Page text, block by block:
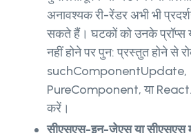
अनावश्यक री-रेंडर अभी भी
सकते हैं। घटकों को उनके प्रॉप्स
नहीं होने पर पुन: प्रस्तुत होने से
suchComponentUpdate,
PureComponent, या
करें।
सीएसएस-इन-जेएस या सीएसएस